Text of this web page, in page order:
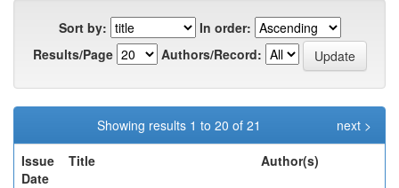
Sort by:
In order:
Results/Page
Authors/Record:
Showing results 1 to 20 of 21
next >
Issue
Date
Title Author(s)